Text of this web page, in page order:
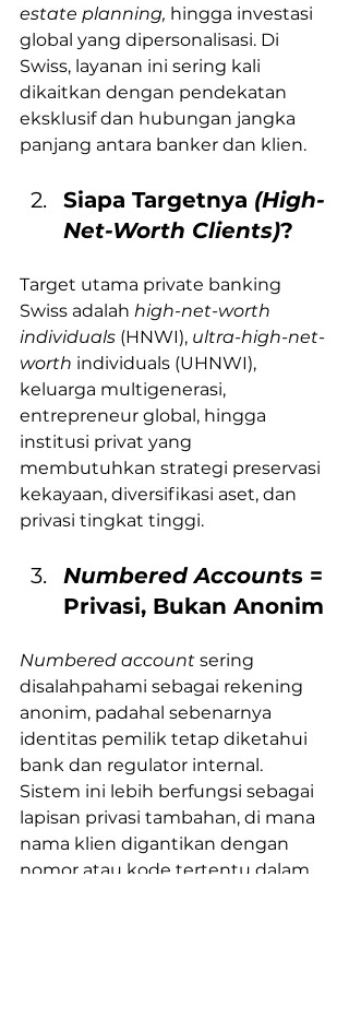
estate planning, hingga investasi
global yang dipersonalisasi. Di
Swiss, layanan ini sering kali
dikaitkan dengan pendekatan
eksklusif dan hubungan jangka
panjang antara banker dan klien.
Siapa Targetnya (High-
Net-Worth Clients)?
Target utama private banking
Swiss adalah high-net-worth
individuals (HNWI), ultra-high-net-
worth individuals (UHNWI),
keluarga multigenerasi,
entrepreneur global, hingga
institusi privat yang
membutuhkan strategi preservasi
kekayaan, diversifikasi aset, dan
privasi tingkat tinggi.
Numbered Accounts =
Privasi, Bukan Anonim
Numbered account sering
disalahpahami sebagai rekening
anonim, padahal sebenarnya
identitas pemilik tetap diketahui
bank dan regulator internal.
Sistem ini lebih berfungsi sebagai
lapisan privasi tambahan, di mana
nama klien digantikan dengan
nomor atau kode tertentu dalam